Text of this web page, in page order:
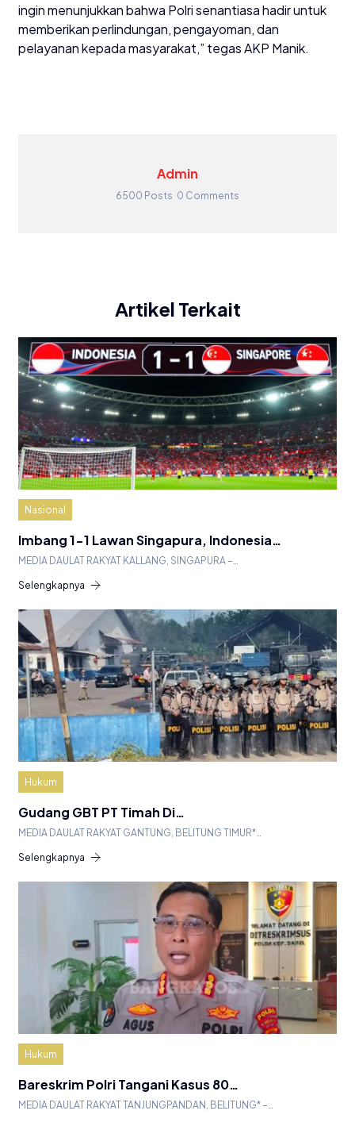
ingin menunjukkan bahwa Polri senantiasa hadir untuk
memberikan perlindungan, pengayoman, dan
pelayanan kepada masyarakat,” tegas AKP Manik.
Admin
6500 Posts 0 Comments
Artikel Terkait
Nasional
Imbang 1-1 Lawan Singapura, Indonesia…
MEDIA DAULAT RAKYAT KALLANG, SINGAPURA –…
Selengkapnya
Hukum
Gudang GBT PT Timah Di…
MEDIA DAULAT RAKYAT GANTUNG, BELITUNG TIMUR*…
Selengkapnya
Hukum
Bareskrim Polri Tangani Kasus 80…
MEDIA DAULAT RAKYAT TANJUNGPANDAN, BELITUNG* –…